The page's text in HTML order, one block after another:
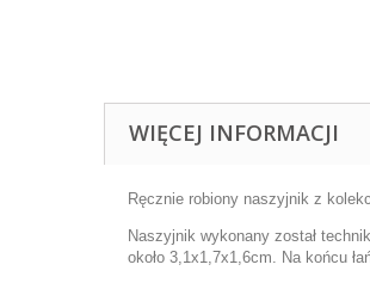
WIĘCEJ INFORMACJI
Ręcznie robiony naszyjnik z
Naszyjnik wykonany został
około 3,1x1,7x1,6cm. Na końcu